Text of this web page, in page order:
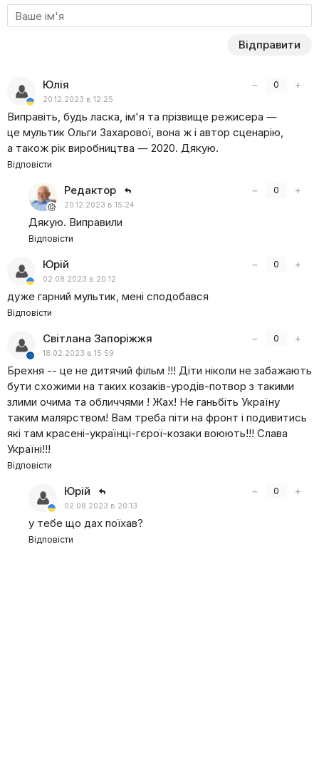
Відправити
− 0 +
Юлія
20.12.2023 в 12:25
Виправіть, будь ласка, ім'я та прізвище режисера —
це мультик Ольги Захарової, вона ж і автор сценарію,
а також рік виробництва — 2020. Дякую.
Відповісти
− 0 +
Редактор
20.12.2023 в 15:24
Дякую. Виправили
Відповісти
− 0 +
Юрій
02.08.2023 в 20:12
дуже гарний мультик, мені сподобався
Відповісти
− 0 +
Світлана Запоріжжя
18.02.2023 в 15:59
Брехня -- це не дитячий фільм !!! Діти ніколи не забажають
бути схожими на таких козаків-уродів-потвор з такими
злими очима та обличчями ! Жах! Не ганьбіть Україну
таким малярством! Вам треба піти на фронт і подивитись
які там красені-українці-гєрої-козаки воюють!!! Слава
Україні!!!
Відповісти
− 0 +
Юрій
02.08.2023 в 20:13
у тебе що дах поїхав?
Відповісти